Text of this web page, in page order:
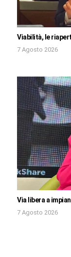
Viabilità, le
7 Agosto 2026
Via libera a
7 Agosto 2026